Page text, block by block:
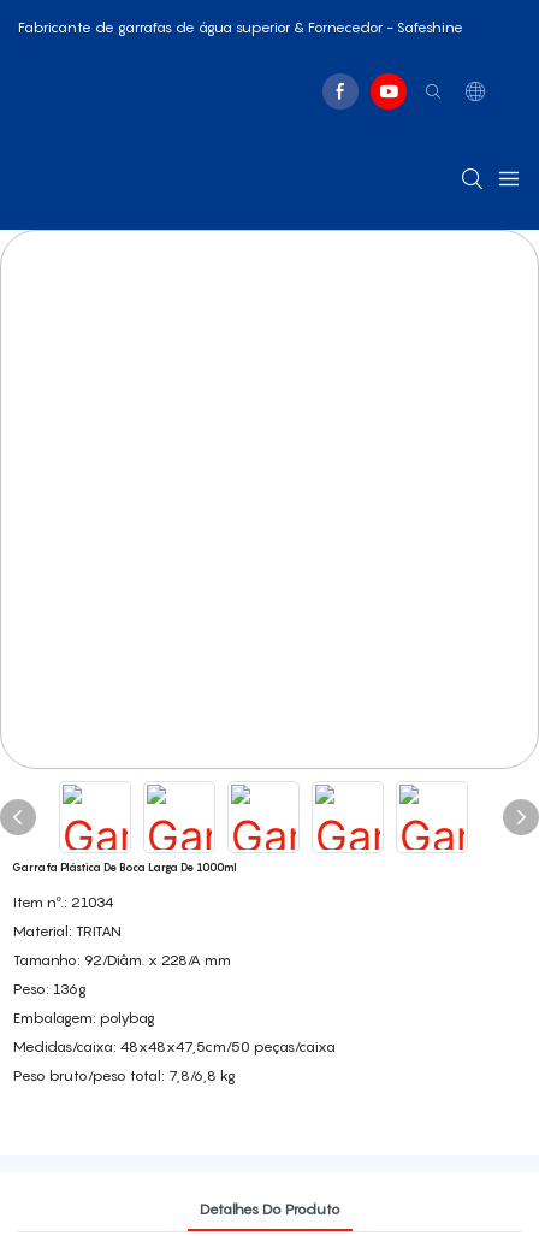
Fabricante de garrafas de água superior & Fornecedor - Safeshine
Garrafa Plástica De Boca Larga De 1000ml
Item nº.: 21034
Material: TRITAN
Tamanho: 92/Diâm. x 228/A mm
Peso: 136g
Embalagem: polybag
Medidas/caixa: 48x48x47,5cm/50 peças/caixa
Peso bruto/peso total: 7,8/6,8 kg
Detalhes Do Produto